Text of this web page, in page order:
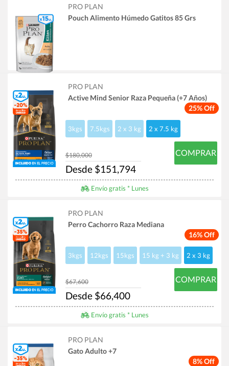
PRO PLAN
Pouch Alimento Húmedo Gatitos 85 Grs
25% Off
PRO PLAN
Active Mind Senior Raza Pequeña (+7 Años)
3kgs 7.5kgs 2 x 3 kg 2 x 7.5 kg
$180,000
Desde $151,794
COMPRAR
Envío gratis * Lunes
16% Off
PRO PLAN
Perro Cachorro Raza Mediana
3kgs 12kgs 15kgs 15 kg + 3 kg 2 x 3 kg
$67,600
Desde $66,400
COMPRAR
Envío gratis * Lunes
8% Off
PRO PLAN
Gato Adulto +7